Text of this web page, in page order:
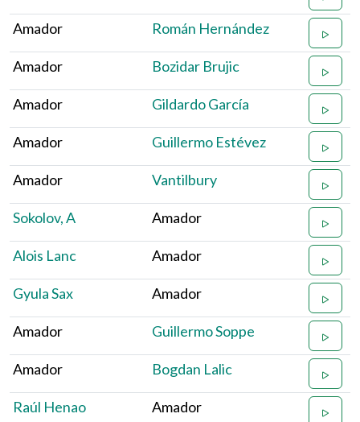
Amador Román Hernández
Amador Bozidar Brujic
Amador Gildardo García
Amador Guillermo Estévez
Amador Vantilbury
Sokolov, A Amador
Alois Lanc Amador
Gyula Sax Amador
Amador Guillermo Soppe
Amador Bogdan Lalic
Raúl Henao Amador